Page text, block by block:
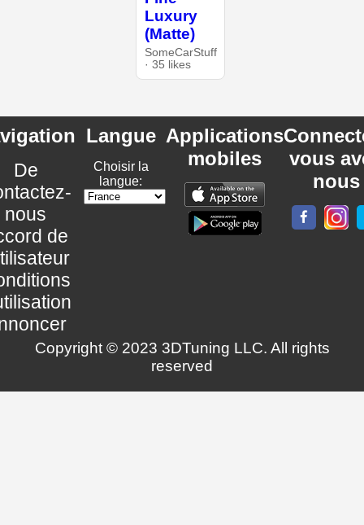
Luxury
(Matte)
SomeCarStuff
· 35 likes
De
nous
de
Langue
Choisir la
langue:
Applications
mobiles
vous
nous
Copyright © 2023 3DTuning LLC. All rights
reserved